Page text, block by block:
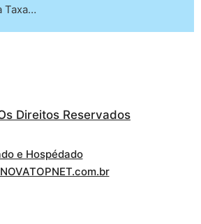
Taxa…
Direitos Reservados
e Hospédado